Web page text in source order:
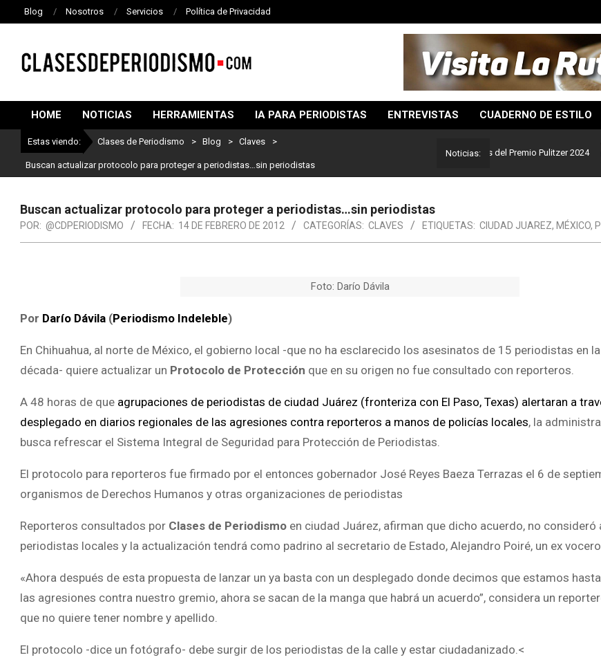
Blog Nosotros Servicios Política de Privacidad
DE
PERIODISMO
HOME NOTICIAS HERRAMIENTAS IA PARA PERIODISTAS ENTREVISTAS CUADERNO DE ESTILO
Estas viendo: Clases de Periodismo > Blog > Claves >
Buscan actualizar protocolo para proteger a periodistas…sin periodistas
Noticias:
Lo mejor del periodismo: Estos son los ganadores del Premio Pulitzer 2024
Buscan actualizar protocolo para proteger a periodistas…sin periodistas
POR: @CDPERIODISMO FECHA: 14 DE FEBRERO DE 2012 CATEGORÍAS: CLAVES ETIQUETAS: CIUDAD JUAREZ, MÉXICO,
Foto: Darío Dávila
Por Darío Dávila (Periodismo Indeleble)
En Chihuahua, al norte de México, el gobierno local -que no ha esclarecido los asesinatos de 15 periodistas en
década- quiere actualizar un Protocolo de Protección que en su origen no fue consultado con reporteros.
A 48 horas de que agrupaciones de periodistas de ciudad Juárez (fronteriza con El Paso, Texas) alertaran a
desplegado en diarios regionales de las agresiones contra reporteros a manos de policías locales, la
busca refrescar el Sistema Integral de Seguridad para Protección de Periodistas.
El protocolo para reporteros fue firmado por el entonces gobernador José Reyes Baeza Terrazas el 6 de
organismos de Derechos Humanos y otras organizaciones de periodistas
Reporteros consultados por Clases de Periodismo en ciudad Juárez, afirman que dicho acuerdo, no consideró
periodistas locales y la actualización tendrá como padrino al secretario de Estado, Alejandro Poiré, un ex
«Ahora después de esta propuesta de lanzar un ya basta con un desplegado donde decimos que estamos
las agresiones contra nuestro gremio, ahora se sacan de la manga que habrá un acuerdo”, considera un
que no quiere tener nombre y apellido.
El protocolo -dice un fotógrafo- debe surgir de los periodistas de la calle y estar ciudadanizado.<